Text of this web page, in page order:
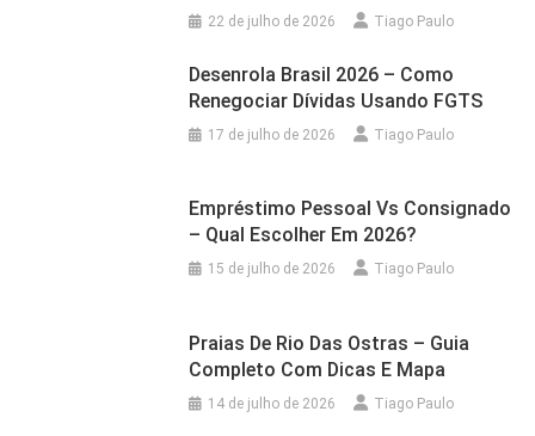
22 de julho de 2026 Tiago Paulo
Desenrola Brasil 2026 – Como
Renegociar Dívidas Usando FGTS
17 de julho de 2026 Tiago Paulo
Empréstimo Pessoal Vs Consignado
– Qual Escolher Em 2026?
15 de julho de 2026 Tiago Paulo
Praias De Rio Das Ostras – Guia
Completo Com Dicas E Mapa
14 de julho de 2026 Tiago Paulo